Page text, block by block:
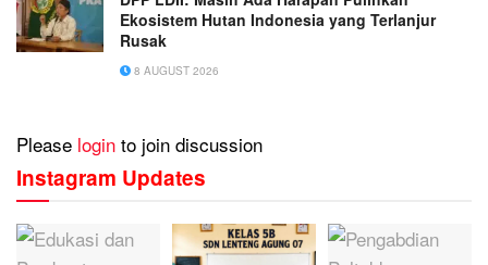
Ekosistem Hutan Indonesia yang Terlanjur
Rusak
8 AUGUST 2026
Please login to join discussion
Instagram Updates